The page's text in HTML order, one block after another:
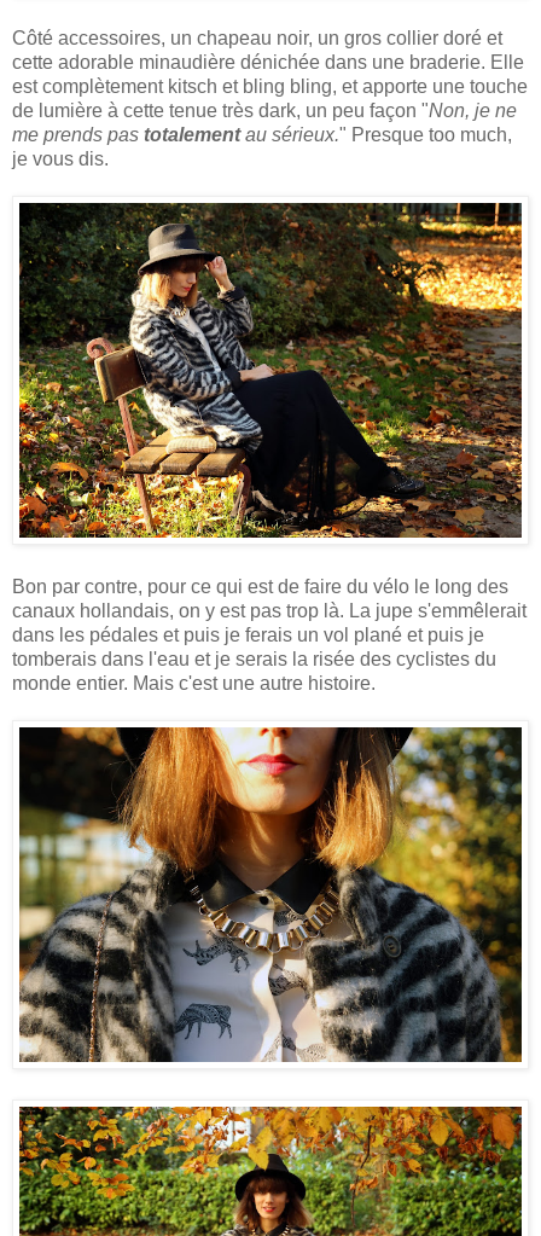
Côté accessoires, un chapeau noir, un gros collier doré et
cette adorable minaudière dénichée dans une braderie. Elle
est complètement kitsch et bling bling, et apporte une touche
de lumière à cette tenue très dark, un peu façon "Non, je ne
me prends pas totalementau sérieux." Presque too much,
je vous dis.
Bon par contre, pour ce qui est de faire du vélo le long des
canaux hollandais, on y est pas trop là. La jupe s'emmêlerait
dans les pédales et puis je ferais un vol plané et puis je
tomberais dans l'eau et je serais la risée des cyclistes du
monde entier. Mais c'est une autre histoire.